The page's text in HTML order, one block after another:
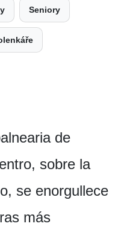
Seniory
de
sobre la
se enorgullece
más